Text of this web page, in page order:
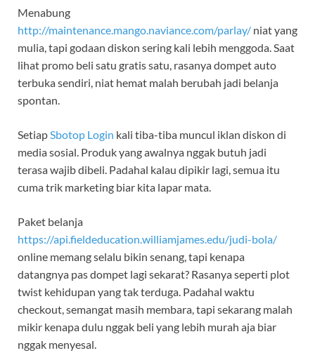
Menabung
http://maintenance.mango.naviance.com/parlay/ niat yang
mulia, tapi godaan diskon sering kali lebih menggoda. Saat
lihat promo beli satu gratis satu, rasanya dompet auto
terbuka sendiri, niat hemat malah berubah jadi belanja
spontan.
SetiapSbotop Login kali tiba-tiba muncul iklan diskon di
media sosial. Produk yang awalnya nggak butuh jadi
terasa wajib dibeli. Padahal kalau dipikir lagi, semua itu
cuma trik marketing biar kita lapar mata.
Paket belanja
https://api.fieldeducation.williamjames.edu/judi-bola/
online memang selalu bikin senang, tapi kenapa
datangnya pas dompet lagi sekarat? Rasanya seperti plot
twist kehidupan yang tak terduga. Padahal waktu
checkout, semangat masih membara, tapi sekarang malah
mikir kenapa dulu nggak beli yang lebih murah aja biar
nggak menyesal.